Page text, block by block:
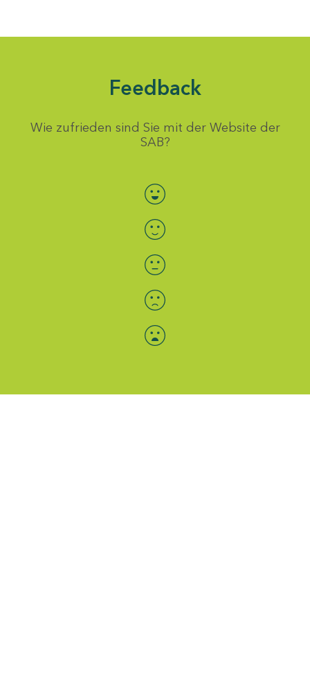
Feedback
Wie zufrieden sind Sie mit der Website der
SAB?
Bewertung auswählen